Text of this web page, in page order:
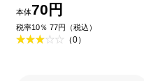
本体70円
税率10％ 77円（税込）
（0）